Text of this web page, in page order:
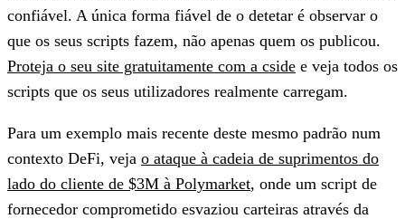
confiável. A única forma fiável de o detetar é observar o
que os seus scripts fazem, não apenas quem os publicou.
Proteja o seu site gratuitamente com a cside e veja todos os
scripts que os seus utilizadores realmente carregam.
Para um exemplo mais recente deste mesmo padrão num
contexto DeFi, veja o ataque à cadeia de suprimentos do
lado do cliente de $3M à Polymarket, onde um script de
fornecedor comprometido esvaziou carteiras através da